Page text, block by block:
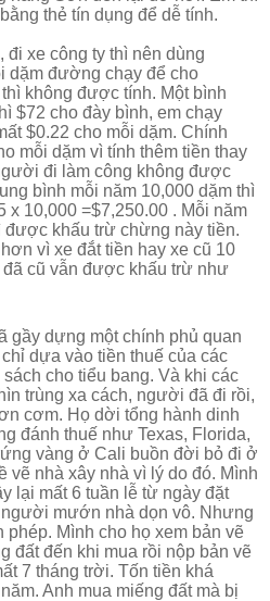
thẻ tín dụng để dễ tính.
đi xe công ty thì nên dùng
dặm đường chạy để cho
không được tính. Một bình
$72 cho đày bình, em chạy
$0.22 cho mỗi dặm. Chính
mỗi dặm vì tính thêm tiền thay
đi làm công không được
bình mỗi năm 10,000 dặm thì
x 10,000 =$7,250.00 . Mỗi năm
được khấu trừ chừng này tiền.
vì xe đắt tiền hay xe cũ 10
cũ vẫn được khấu trừ như
gầy dựng một chính phủ quan
dựa vào tiền thuế của các
cho tiểu bang. Và khi các
trùng xa cách, người đã đi rồi,
cơm. Họ dời tổng hành dinh
đánh thuế như Texas, Florida,
vàng ở Cali buồn đời bỏ đi ở
vẽ nhà xây nhà vì lý do đó. Mình
lại mất 6 tuần lễ từ ngày đặt
mướn nhà dọn vô. Nhưng
phép. Mình cho họ xem bản vẽ
đất đến khi mua rồi nộp bản vẽ
7 tháng trời. Tốn tiền khá
Anh mua miếng đất mà bị